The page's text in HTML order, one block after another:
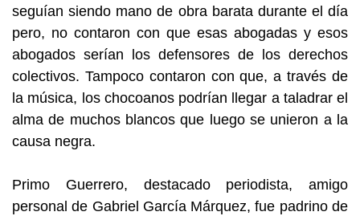
seguían siendo mano de obra barata durante el día
pero, no contaron con que esas abogadas y esos
abogados serían los defensores de los derechos
colectivos. Tampoco contaron con que, a través de
la música, los chocoanos podrían llegar a taladrar el
alma de muchos blancos que luego se unieron a la
causa negra.
Primo Guerrero, destacado periodista, amigo
personal de Gabriel García Márquez, fue padrino de